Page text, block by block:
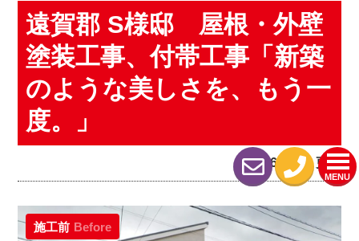
MENU
遠賀郡 S様邸 屋根・外壁
塗装工事、付帯工事「新築
のような美しさを、もう一
度。」
2026.06.19 更新
施工前 Before